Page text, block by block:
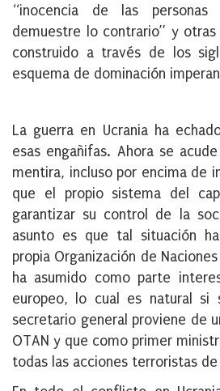
“inocencia de las
demuestre lo contrario” y otras
construido a través de los
esquema de dominación
La guerra en Ucrania ha
esas engañifas. Ahora se
mentira, incluso por encima de
que el propio sistema del
garantizar su control de la
asunto es que tal situación
propia Organización de
ha asumido como parte
europeo, lo cual es natural si
secretario general proviene de
OTAN y que como primer
todas las acciones terroristas